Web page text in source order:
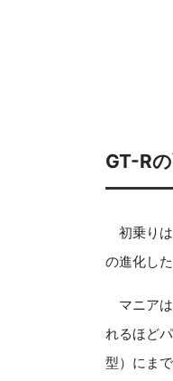
GT-R
初乗りは
の進化し
マニアは
れるほど
型）にま